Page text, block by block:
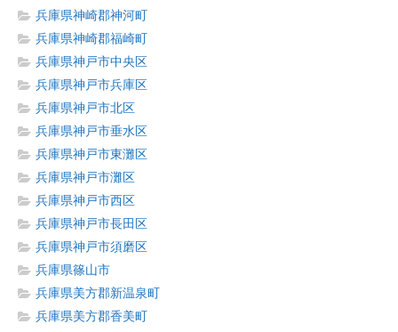
兵庫県神崎郡神河町
兵庫県神崎郡福崎町
兵庫県神戸市中央区
兵庫県神戸市兵庫区
兵庫県神戸市北区
兵庫県神戸市垂水区
兵庫県神戸市東灘区
兵庫県神戸市灘区
兵庫県神戸市西区
兵庫県神戸市長田区
兵庫県神戸市須磨区
兵庫県篠山市
兵庫県美方郡新温泉町
兵庫県美方郡香美町